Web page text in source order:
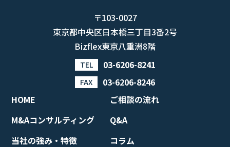
〒103-0027
東京都中央区日本橋三丁目3番2号
Bizflex東京八重洲8階
TEL 03-6206-8241
FAX
03-6206-8246
HOME
M&Aコンサルティング
当社の強み・特徴
ご相談の流れ
Q&A
コラム